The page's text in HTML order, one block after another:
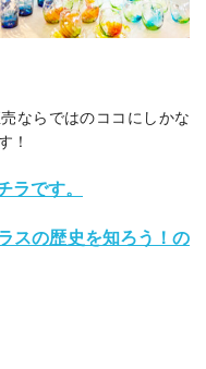
ならではのココにしかな
！
です。
スの歴史を知ろう！の